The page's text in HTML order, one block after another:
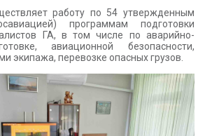
работу по 54 утвержденным
программам подготовки
ГА, в том числе по аварийно-
авиационной безопасности,
экипажа, перевозке опасных грузов.